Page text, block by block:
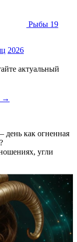
Рыбы 19
2026
актуальный
→
день как огненная
угли